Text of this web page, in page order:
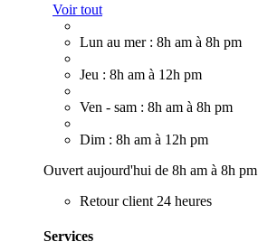
Voir tout
Lun au mer : 8h am à 8h pm
Jeu : 8h am à 12h pm
Ven - sam : 8h am à 8h pm
Dim : 8h am à 12h pm
Ouvert aujourd'hui de 8h am à 8h pm
Retour client 24 heures
Services